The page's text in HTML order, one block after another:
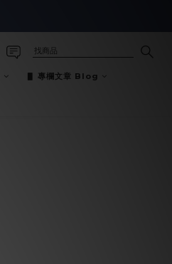
▋ 專欄文章 Blog